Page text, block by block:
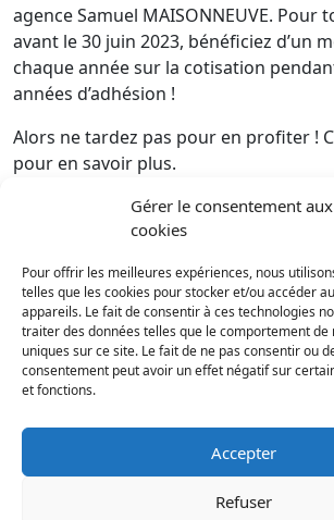
Gérer le consentement aux
cookies
Pour offrir les meilleures expériences, nous
telles que les cookies pour stocker et/ou accéder
appareils. Le fait de consentir à ces technologies
traiter des données telles que le comportement de
uniques sur ce site. Le fait de ne pas consentir ou
consentement peut avoir un effet négatif sur
et fonctions.
Accepter
Refuser
agence Samuel MAISONNEUVE. Pour
avant le 30 juin 2023, bénéficiez d’un
chaque année sur la cotisation
années d’adhésion !
Alors ne tardez pas pour en profiter !
pour en savoir plus.
Accueil
Notre agence
Nous